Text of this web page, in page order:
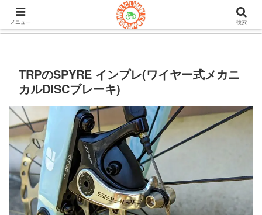
105ヒルクライム.comはロードバイク&グラベルのブログ。機材や
チューブレスタイヤのインプレや房総半島ライドの情報など。
TRPのSPYRE インプレ(ワイヤー式メカニ
カルDISCブレーキ)
メニュー 検索